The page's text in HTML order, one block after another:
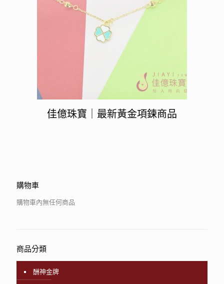
佳億珠寶｜最新黃金項鍊商品
購物車
購物車內無任何商品
商品分類
酬神金牌